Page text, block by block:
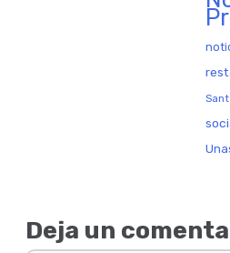
Deja un